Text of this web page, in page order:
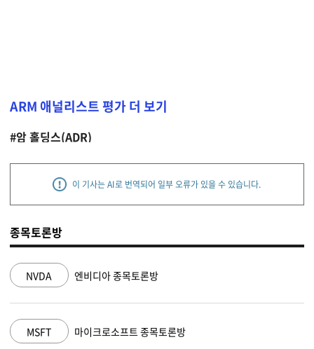
ARM 애널리스트 평가 더 보기
#암 홀딩스(ADR)
이 기사는 AI로 번역되어 일부 오류가 있을 수 있습니다.
종목토론방
NVDA 엔비디아 종목토론방
MSFT 마이크로소프트 종목토론방